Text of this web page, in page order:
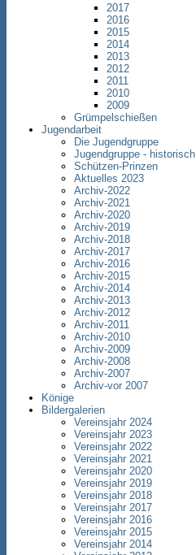
2017
2016
2015
2014
2013
2012
2011
2010
2009
Grümpelschießen
Jugendarbeit
Die Jugendgruppe
Jugendgruppe - historisch
Schützen-Prinzen
Aktuelles 2023
Archiv-2022
Archiv-2021
Archiv-2020
Archiv-2019
Archiv-2018
Archiv-2017
Archiv-2016
Archiv-2015
Archiv-2014
Archiv-2013
Archiv-2012
Archiv-2011
Archiv-2010
Archiv-2009
Archiv-2008
Archiv-2007
Archiv-vor 2007
Könige
Bildergalerien
Vereinsjahr 2024
Vereinsjahr 2023
Vereinsjahr 2022
Vereinsjahr 2021
Vereinsjahr 2020
Vereinsjahr 2019
Vereinsjahr 2018
Vereinsjahr 2017
Vereinsjahr 2016
Vereinsjahr 2015
Vereinsjahr 2014